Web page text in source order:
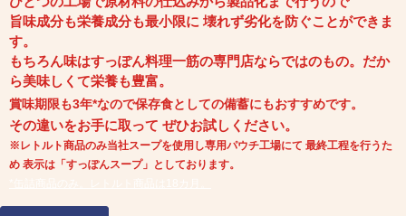
旨味成分も栄養成分も最小限に 壊れず劣化を防ぐことができま
す。
もちろん味はすっぽん料理一筋の専門店ならではのもの。 だか
ら美味しくて栄養も豊富。
賞味期限も3年*なので保存食としての備蓄にもおすすめです。
その違いをお手に取って ぜひお試しください。
※レトルト商品のみ当社スープを使用し専用パウチ工場にて 最終工程を行うた
め 表示は「すっぽんスープ」としております。